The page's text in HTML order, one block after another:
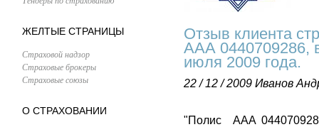
ЖЕЛТЫЕ СТРАНИЦЫ
Страховой надзор
Страховые брокеры
Страховые союзы
О СТРАХОВАНИИ
Отзыв клиента
ААА 0440709286,
июля 2009 года.
22 / 12 / 2009 Иванов
"Полис ААА